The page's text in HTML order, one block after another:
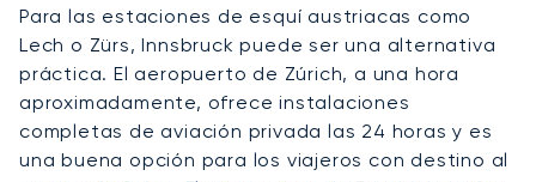
Para las estaciones de esquí austriacas como
Lech o Zürs, Innsbruck puede ser una alternativa
práctica. El aeropuerto de Zúrich, a una hora
aproximadamente, ofrece instalaciones
completas de aviación privada las 24 horas y es
una buena opción para los viajeros con destino al